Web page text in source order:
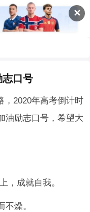
✕
志口号
，2020年高考倒计时
油励志口号，希望大
，成就自我。
燥。